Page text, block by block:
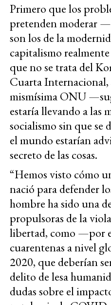
Primero que los
pretenden moderar
son los de la
capitalismo
que no se trata del
Cuarta Internacional,
mismísima ONU
estaría llevando a las
socialismo sin que se
el mundo estarían
secreto de las cosas.
“Hemos visto cómo
nació para defender
hombre ha sido una
propulsoras de la
libertad, como —por
cuarentenas a nivel
2020, que deberían
delito de lesa
dudas sobre el